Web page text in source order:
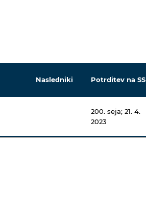
Nasledniki Potrditev na SS
200. seja; 21. 4.
2023